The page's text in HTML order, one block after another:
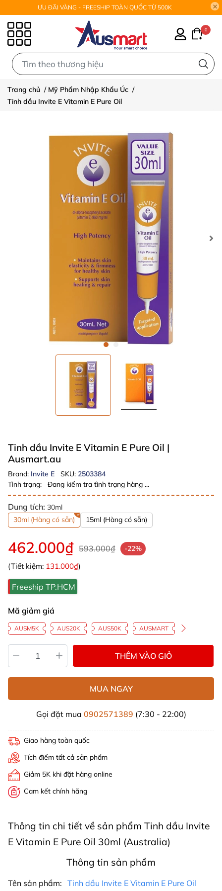
ƯU ĐÃI VÀNG - FREESHIP TOÀN QUỐC TỪ 500K
0
Trang chủ / Mỹ Phẩm Nhập Khẩu Úc /
Tinh dầu Invite E Vitamin E Pure Oil
Tinh dầu Invite E Vitamin E Pure Oil |
Ausmart.au
Brand: Invite E SKU: 2503384
Tình trạng:
Đang kiểm tra tình trạng hàng ...
Dung tích: 30ml
30ml (Hàng có sẵn)
15ml (Hàng có sẵn)
462.000₫ 593.000₫ -22%
(Tiết kiệm: 131.000₫)
Freeship TP.HCM
Mã giảm giá
AUSM5K AUS20K AUS50K AUSMART
THÊM VÀO GIỎ
MUA NGAY
Gọi đặt mua 0902571389 (7:30 - 22:00)
Giao hàng toàn quốc
Tích điểm tất cả sản phẩm
Giảm 5K khi đặt hàng online
Cam kết chính hãng
Thông tin chi tiết về sản phẩm Tinh dầu Invite
E Vitamin E Pure Oil 30ml (Australia)
Thông tin sản phẩm
Tên sản phẩm: Tinh dầu Invite E Vitamin E Pure Oil